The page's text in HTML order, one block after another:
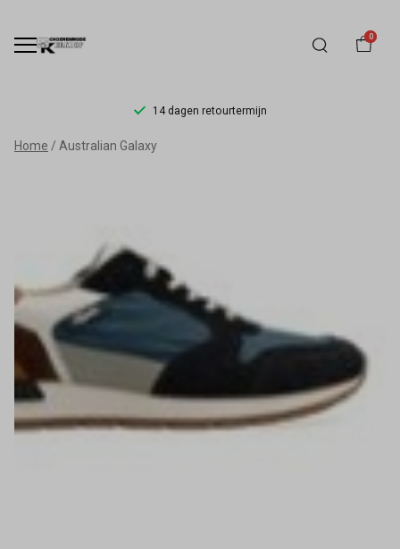
0
14 dagen retourtermijn
Australian
Schoenmode
Kerkhof
Home Australian Galaxy